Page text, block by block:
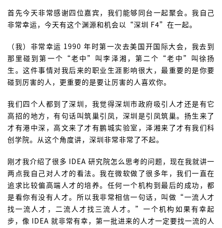
首先今天非常感谢四位嘉宾，我们能够同台一起聚会。我自己
非常幸运，今天有这个渊源和机会以“深圳 F4”在一起。
（我）非常幸运 1990 年时第一次去美国开国际大会，我去到
那里碰到第一个“老中”叫李泽湘，第二个“老中”叫徐扬
生。这件事情对我后来的职业生涯影响很大，最重要的是你要
碰到厉害的人，更重要的是要让厉害的人喜欢你。
我们四个人都到了深圳，我觉得深圳市政府吸引人才还是有它
高招的地方，有句话叫筑巢引凤，深圳是引凤筑巢。扬生来了
才有港中深，高文来了才有鹏城实验室，泽湘来了才有我们科
创学院。从这个角度讲，深圳非常非常了不起。
刚才我介绍了很多 IDEA 研究院怎么思考的问题，现在我就讲一
两点我自己对人才的看法。我在微软做了很多年，我们一直在
追求比较偏高端人才的培养。任何一个机构到最后的成功，都
是看你有没有人才。所以我非常相信一句话，叫做“一流人才
找一流人才，二流人才找三流人才。”一个机构如果有幸起
步，像 IDEA 就非常有幸，第一批进来的人才一定要找一流的人